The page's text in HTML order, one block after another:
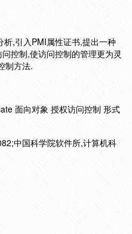
,引入PMI属性证书,提出一种
控制,使访问控制的管理更为灵
制方法.
面向对象 授权访问控制 形式
中国科学院软件所,计算机科